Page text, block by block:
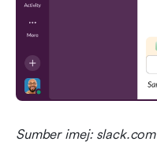
Sumber imej: slack.com